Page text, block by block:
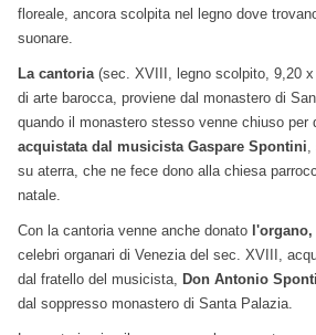
floreale, ancora scolpita nel legno dove
suonare.
La cantoria(sec. XVIII, legno scolpito, 9,20 x
di arte barocca, proviene dal monastero di
quando il monastero stesso venne chiuso per
acquistata dal musicista Gaspare Spontini,
su aterra, che ne fece dono alla chiesa
natale.
Con la cantoria venne anche donato
celebri organari di Venezia del sec. XVIII,
dal fratello del musicista, Don Antonio
dal soppresso monastero di Santa Palazia.